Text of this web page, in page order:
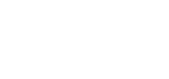
ในบ้านอย่างช่วยไม่
ได้ท่ามกลางแบรน
พบว่ากลยุทธ์อันแข็